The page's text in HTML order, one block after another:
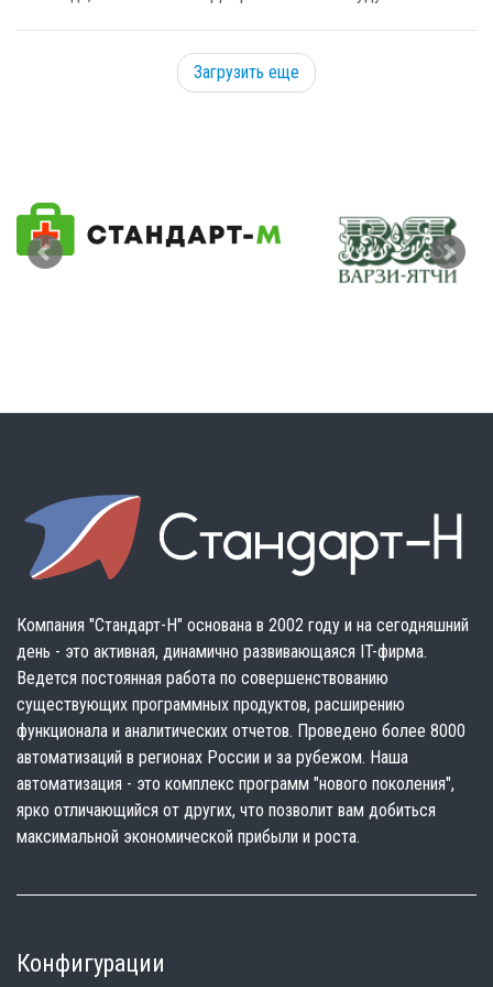
Загрузить еще
Компания "Стандарт-Н" основана в 2002 году и на сегодняшний
день - это активная, динамично развивающаяся IT-фирма.
Ведется постоянная работа по совершенствованию
существующих программных продуктов, расширению
функционала и аналитических отчетов. Проведено более 8000
автоматизаций в регионах России и за рубежом. Наша
автоматизация - это комплекс программ "нового поколения",
ярко отличающийся от других, что позволит вам добиться
максимальной экономической прибыли и роста.
Конфигурации